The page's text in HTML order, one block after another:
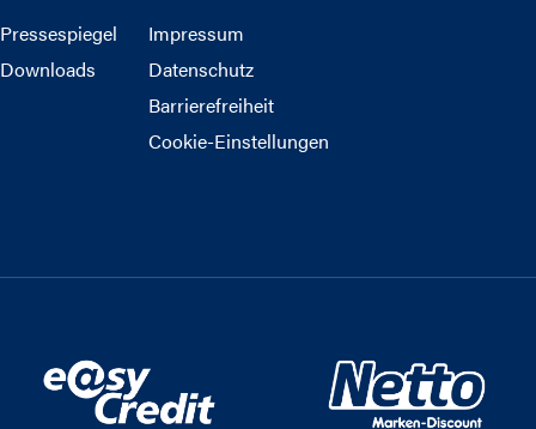
Pressespiegel
Downloads
Impressum
Datenschutz
Barrierefreiheit
Cookie-Einstellungen